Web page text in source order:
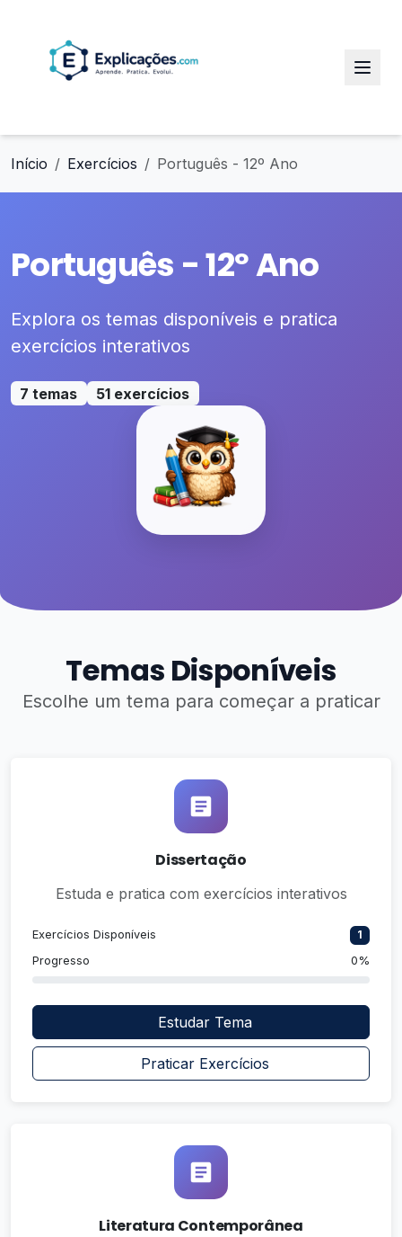
Início Exercícios Português - 12º Ano
Português - 12º Ano
Explora os temas disponíveis e pratica
exercícios interativos
7 temas 51 exercícios
Temas Disponíveis
Escolhe um tema para começar a praticar
Dissertação
Estuda e pratica com exercícios interativos
Exercícios Disponíveis
1
Progresso
0%
Estudar Tema
Praticar Exercícios
Literatura Contemporânea